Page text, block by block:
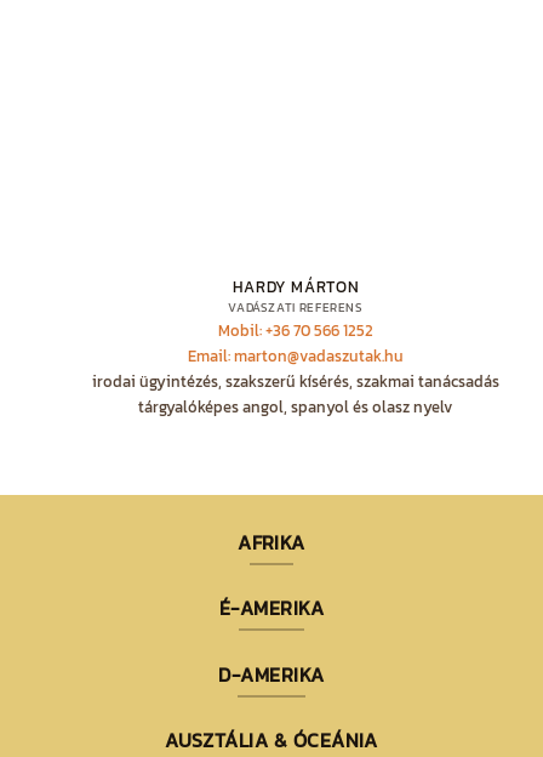
HARDY MÁRTON
VADÁSZATI REFERENS
Mobil: +36 70 566 1252
Email: marton@vadaszutak.hu
irodai ügyintézés, szakszerű kísérés, szakmai tanácsadás
tárgyalóképes angol, spanyol és olasz nyelv
AFRIKA
É-AMERIKA
D-AMERIKA
AUSZTÁLIA & ÓCEÁNIA